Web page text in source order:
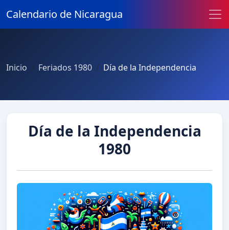
Calendario de Nicaragua
Inicio Feriados 1980 Día de la Independencia
Día de la Independencia
1980